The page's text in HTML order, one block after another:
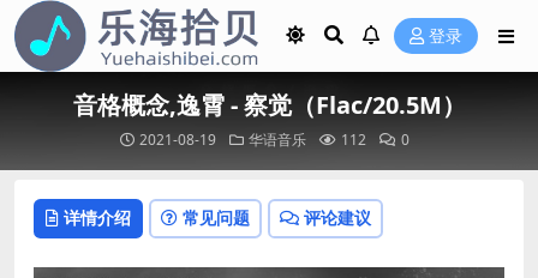
登录
音格概念,逸霄 - 察觉（Flac/20.5M）
2021-08-19 华语音乐 112 0
详情介绍 常见问题 评论建议